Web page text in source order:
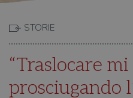
STORIE
“Traslocare mi
prosciugando